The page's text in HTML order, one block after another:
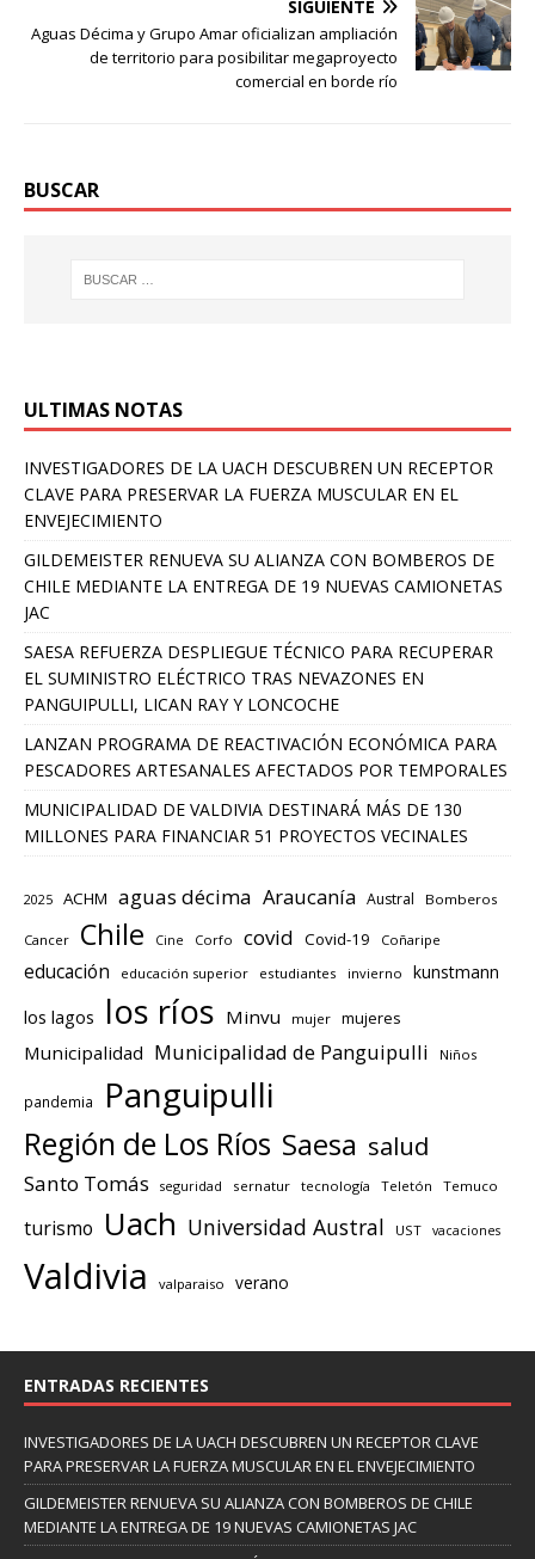
SIGUIENTE
Aguas Décima y Grupo Amar oficializan ampliación
de territorio para posibilitar megaproyecto
comercial en borde río
BUSCAR
ULTIMAS NOTAS
INVESTIGADORES DE LA UACH DESCUBREN UN RECEPTOR
CLAVE PARA PRESERVAR LA FUERZA MUSCULAR EN EL
ENVEJECIMIENTO
GILDEMEISTER RENUEVA SU ALIANZA CON BOMBEROS DE
CHILE MEDIANTE LA ENTREGA DE 19 NUEVAS CAMIONETAS
JAC
SAESA REFUERZA DESPLIEGUE TÉCNICO PARA RECUPERAR
EL SUMINISTRO ELÉCTRICO TRAS NEVAZONES EN
PANGUIPULLI, LICAN RAY Y LONCOCHE
LANZAN PROGRAMA DE REACTIVACIÓN ECONÓMICA PARA
PESCADORES ARTESANALES AFECTADOS POR TEMPORALES
MUNICIPALIDAD DE VALDIVIA DESTINARÁ MÁS DE 130
MILLONES PARA FINANCIAR 51 PROYECTOS VECINALES
2025 ACHM aguas décima Araucanía Austral Bomberos
Cancer Chile Cine Corfo covid Covid-19 Coñaripe
educación educación superior estudiantes invierno kunstmann
los lagos los ríos Minvu mujer mujeres
Municipalidad Municipalidad de Panguipulli Niños
pandemia Panguipulli
Región de Los Ríos Saesa salud
Santo Tomás seguridad sernatur tecnología Teletón Temuco
turismo Uach Universidad Austral UST vacaciones
Valdivia valparaiso verano
ENTRADAS RECIENTES
INVESTIGADORES DE LA UACH DESCUBREN UN RECEPTOR CLAVE
PARA PRESERVAR LA FUERZA MUSCULAR EN EL ENVEJECIMIENTO
GILDEMEISTER RENUEVA SU ALIANZA CON BOMBEROS DE CHILE
MEDIANTE LA ENTREGA DE 19 NUEVAS CAMIONETAS JAC